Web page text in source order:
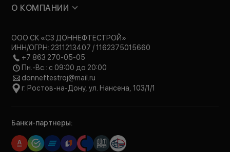
О КОМПАНИИ
ООО СК «СЗ ДОННЕФТЕСТРОЙ»
ИНН/ОГРН: 2311213407 / 1162375015660
+7 863 270-05-05
Пн.-Вс.: с 09:00 до 20:00
donneftestroj@mail.ru
г. Ростов-на-Дону, ул. Нансена, 103/1/1
Банки-партнеры: